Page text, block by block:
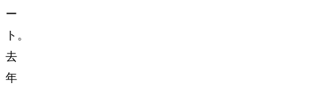
ー
ト。
去
年